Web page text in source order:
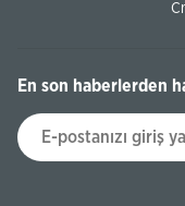
En son haberlerden